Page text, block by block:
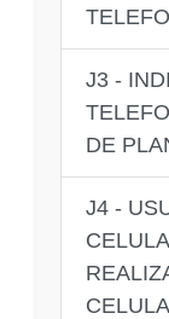
J3 -
DE
J4 -